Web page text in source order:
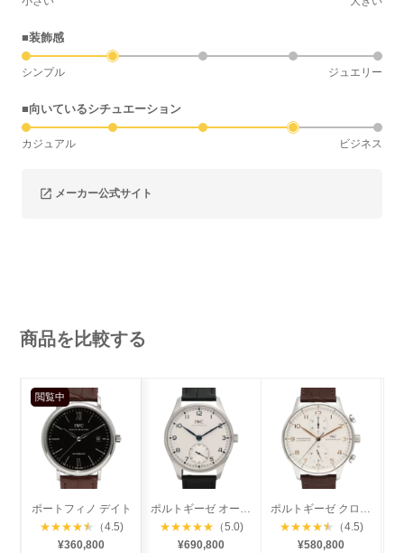
■装飾感
シンプル ジュエリー
■向いているシチュエーション
カジュアル ビジネス
メーカー公式サイト
商品を比較する
閲覧中
ポートフィノ デイト
★★★★★
（4.5)
¥360,800
ポルトギーゼ オートマティック 40
★★★★★ （5.0)
¥690,800
ポルトギーゼ クロノグラフ
★★★★★
（4.5)
¥580,800